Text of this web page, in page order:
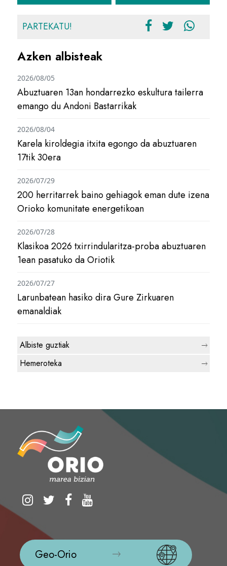
PARTEKATU!
Azken albisteak
Abuztuaren 13an hondarrezko eskultura tailerra
emango du Andoni Bastarrikak
2026/08/05
Karela kiroldegia itxita egongo da abuztuaren
17tik 30era
2026/08/04
200 herritarrek baino gehiagok eman dute izena
Orioko komunitate energetikoan
2026/07/29
Klasikoa 2026 txirrindularitza-proba abuztuaren
1ean pasatuko da Oriotik
2026/07/28
Larunbatean hasiko dira Gure Zirkuaren
emanaldiak
2026/07/27
Albiste guztiak
Hemeroteka
Geo-Orio